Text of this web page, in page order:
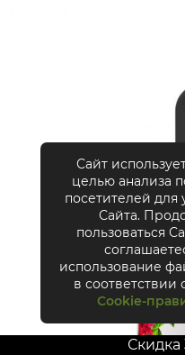
Сайт
целью анализа
посетителей для
Сайта.
пользоваться
использование
в
Cookie-